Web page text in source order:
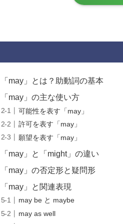
「may」とは？助動詞の基本
「may」の主な使い方
可能性を表す「may」
許可を表す「may」
願望を表す「may」
「may」と「might」の違い
「may」の否定形と疑問形
「may」と関連表現
may be と maybe
may as well